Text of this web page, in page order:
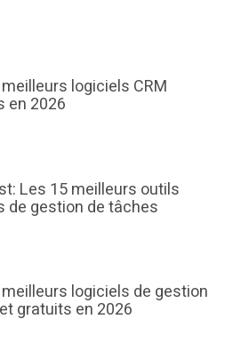
logiciels CRM
en 2026
Les 15 meilleurs outils
de gestion de tâches
logiciels de gestion
gratuits en 2026